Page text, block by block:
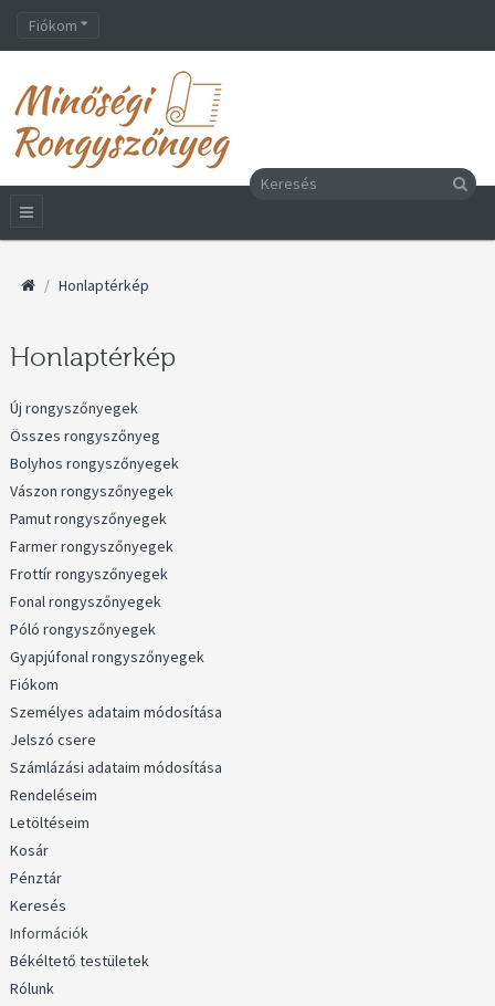
Fiókom
Honlaptérkép
Honlaptérkép
Új rongyszőnyegek
Összes rongyszőnyeg
Bolyhos rongyszőnyegek
Vászon rongyszőnyegek
Pamut rongyszőnyegek
Farmer rongyszőnyegek
Frottír rongyszőnyegek
Fonal rongyszőnyegek
Póló rongyszőnyegek
Gyapjúfonal rongyszőnyegek
Fiókom
Személyes adataim módosítása
Jelszó csere
Számlázási adataim módosítása
Rendeléseim
Letöltéseim
Kosár
Pénztár
Keresés
Információk
Békéltető testületek
Rólunk